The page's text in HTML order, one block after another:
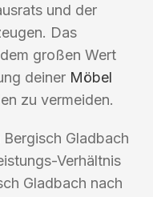
und der
Das
großen Wert
deiner Möbel
zu vermeiden.
Gladbach
Verhältnis
Gladbach nach